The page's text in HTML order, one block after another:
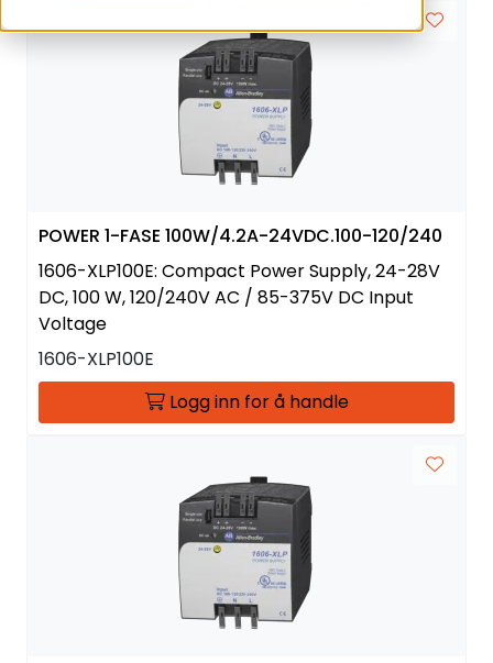
POWER 1-FASE 100W/4.2A-24VDC.100-120/240
1606-XLP100E: Compact Power Supply, 24-28V
DC, 100 W, 120/240V AC / 85-375V DC Input
Voltage
1606-XLP100E
Logg inn for å handle